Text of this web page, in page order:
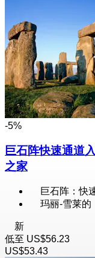
-5%
巨石阵快速通道
之家
巨石阵：快
玛丽-雪莱的
新
低至 US$56.23
US$53.43